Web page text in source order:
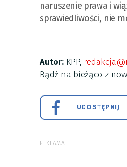
naruszenie prawa i
sprawiedliwości, nie
Autor: KPP,
Bądź na bieżąco z
UDOSTĘPNIJ
REKLAMA